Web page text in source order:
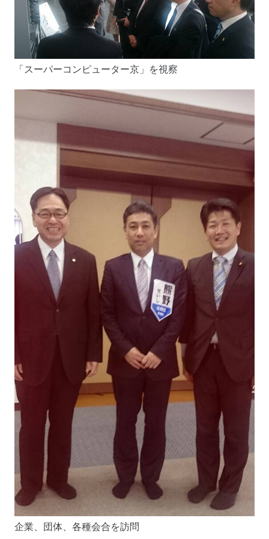
「スーパーコンピューター京」を視察
企業、団体、各種会合を訪問